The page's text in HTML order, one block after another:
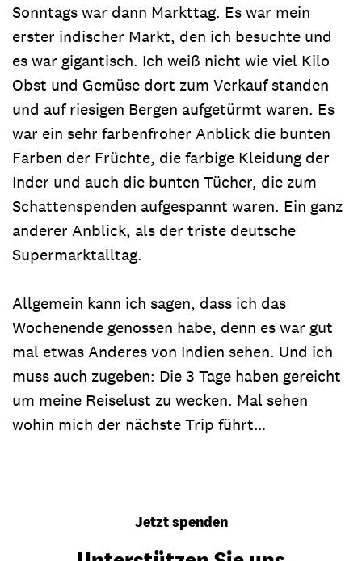
Sonntags war dann Markttag. Es war mein
erster indischer Markt, den ich besuchte und
es war gigantisch. Ich weiß nicht wie viel Kilo
Obst und Gemüse dort zum Verkauf standen
und auf riesigen Bergen aufgetürmt waren. Es
war ein sehr farbenfroher Anblick die bunten
Farben der Früchte, die farbige Kleidung der
Inder und auch die bunten Tücher, die zum
Schattenspenden aufgespannt waren. Ein ganz
anderer Anblick, als der triste deutsche
Supermarktalltag.
Allgemein kann ich sagen, dass ich das
Wochenende genossen habe, denn es war gut
mal etwas Anderes von Indien sehen. Und ich
muss auch zugeben: Die 3 Tage haben gereicht
um meine Reiselust zu wecken. Mal sehen
wohin mich der nächste Trip führt…
Jetzt spenden